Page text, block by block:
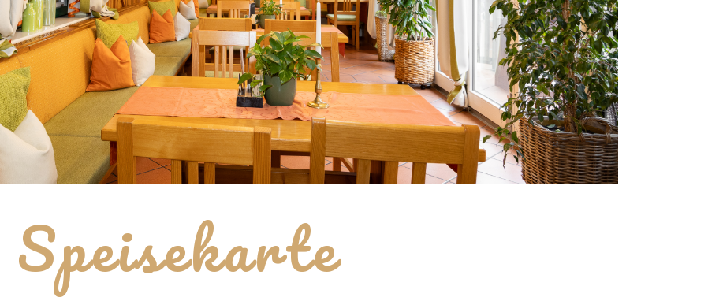
Speisekarte